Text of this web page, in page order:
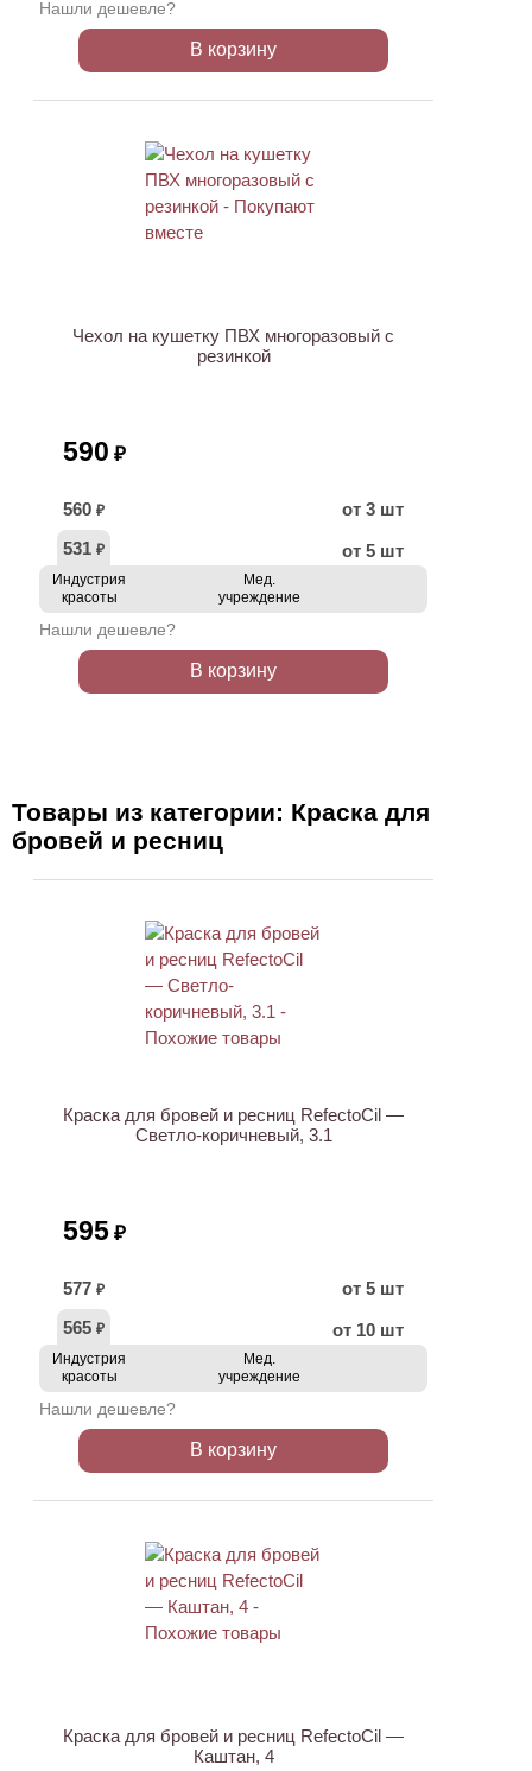
Нашли дешевле?
В корзину
Чехол на кушетку ПВХ многоразовый с
резинкой
590 ₽
560 ₽
от 3 шт
531 ₽ от 5 шт
Индустрия
красоты
Мед.
учреждение
Нашли дешевле?
В корзину
Товары из категории: Краска для
бровей и ресниц
Краска для бровей и ресниц RefectoCil —
Светло-коричневый, 3.1
595 ₽
577 ₽
от 5 шт
565 ₽ от 10 шт
Индустрия
красоты
Мед.
учреждение
Нашли дешевле?
В корзину
Краска для бровей и ресниц RefectoCil —
Каштан, 4